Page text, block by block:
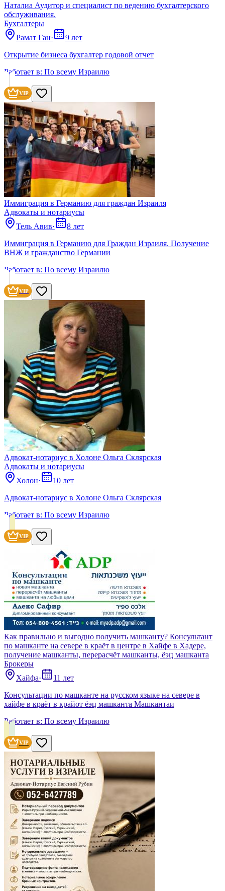
Наталиа Аудитор и специалист по ведению бухгалтерского
обслуживания.
Бухгалтеры
Рамат Ган·
9 лет
Открытие бизнеса бухгалтер годовой отчет
Работает в: По всему Израилю
VIP
Иммиграция в Германию для граждан Израиля
Адвокаты и нoтариусы
Тель Авив·
8 лет
Иммиграция в Германию для Граждан Израиля. Получение
ВНЖ и гражданство Германии
Работает в: По всему Израилю
VIP
Адвокат-нотариус в Холоне Ольга Склярская
Адвокаты и нoтариусы
Холон·
10 лет
Адвокат-нотариус в Холоне Ольга Склярская
Работает в: По всему Израилю
VIP
Как правильно и выгодно получить машканту? Консультант
по машканте на севере в краёт в центре в Хайфе в Хадере,
получение машканты, перерасчёт машканты, ёэц машканта
Брокеры
Хайфа·
11 лет
Консультации по машканте на русском языке на севере в
хайфе в краёт в крайот ёэц машканта Машкантаи
Работает в: По всему Израилю
VIP